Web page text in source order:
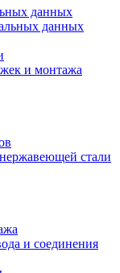
данных
данных
и монтажа
стали
и соединения